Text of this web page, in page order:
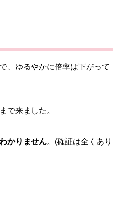
、ゆるやかに倍率は下がって
で来ました。
かりません。(確証は全くあり